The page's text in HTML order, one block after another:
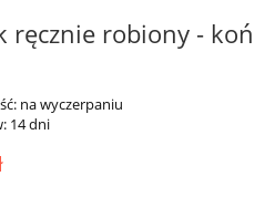
ręcznie robiony - koń
na wyczerpaniu
14 dni